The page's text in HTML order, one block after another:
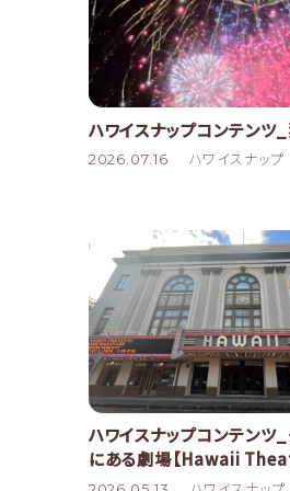
ハワイスナップコンテンツ
2026.07.16 ハワイスナップ
ハワイスナップコンテンツ
にある劇場【Hawaii